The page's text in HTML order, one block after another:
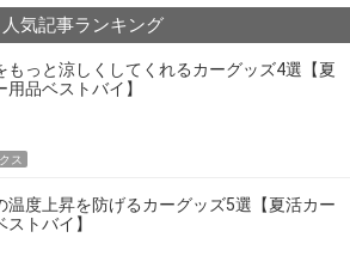
人気記事ランキング
もっと涼しくしてくれるカーグッズ4選【夏
用品ベストバイ】
ス
温度上昇を防げるカーグッズ5選【夏活カー
ストバイ】